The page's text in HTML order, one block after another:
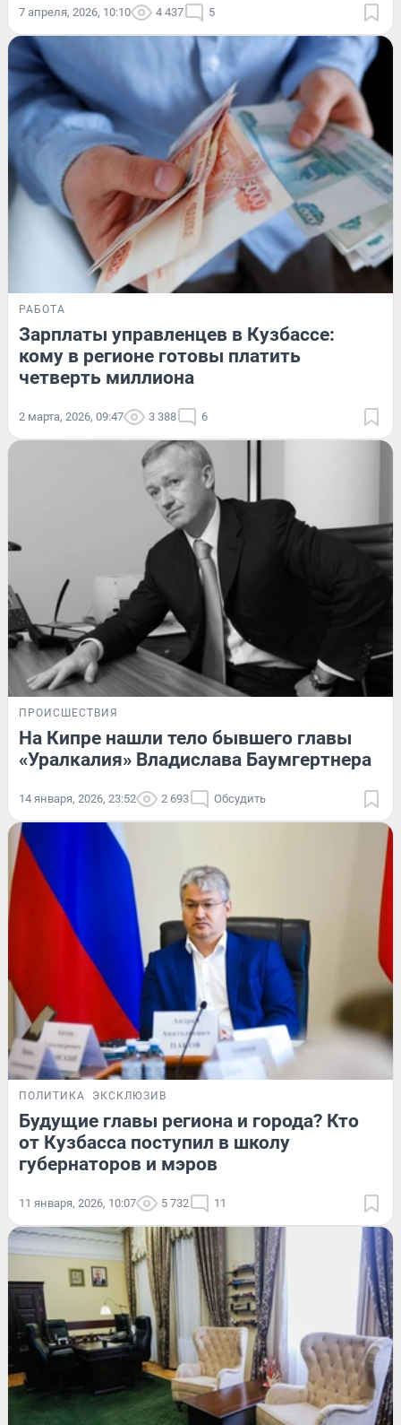
7 апреля, 2026, 10:10 4 437 5
РАБОТА
Зарплаты управленцев в Кузбассе:
кому в регионе готовы платить
четверть миллиона
2 марта, 2026, 09:47 3 388 6
ПРОИСШЕСТВИЯ
На Кипре нашли тело бывшего главы
«Уралкалия» Владислава Баумгертнера
14 января, 2026, 23:52 2 693 Обсудить
ПОЛИТИКА ЭКСКЛЮЗИВ
Будущие главы региона и города? Кто
от Кузбасса поступил в школу
губернаторов и мэров
11 января, 2026, 10:07 5 732 11